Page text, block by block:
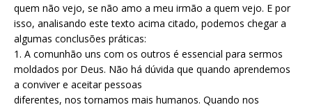
quem não vejo, se não amo a meu irmão a quem vejo. E por
isso, analisando este texto acima citado, podemos chegar a
algumas conclusões práticas:
1. A comunhão uns com os outros é essencial para sermos
moldados por Deus. Não há dúvida que quando aprendemos
a conviver e aceitar pessoas
diferentes, nos tornamos mais humanos. Quando nos